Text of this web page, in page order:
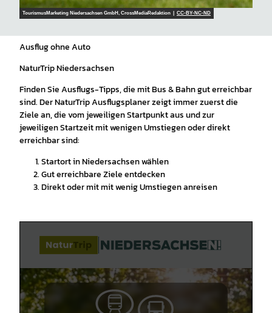
TourismusMarketing Niedersachsen GmbH, CrossMediaRedaktion | CC-BY-NC-ND
Ausflug ohne Auto
NaturTrip Niedersachsen
Finden Sie Ausflugs-Tipps, die mit Bus & Bahn gut erreichbar
sind. Der NaturTrip Ausflugsplaner zeigt immer zuerst die
Ziele an, die vom jeweiligen Startpunkt aus und zur
jeweiligen Startzeit mit wenigen Umstiegen oder direkt
erreichbar sind:
Startort in Niedersachsen wählen
Gut erreichbare Ziele entdecken
Direkt oder mit mit wenig Umstiegen anreisen